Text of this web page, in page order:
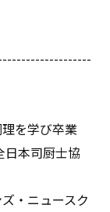
を学び卒業
日本司厨士協
・ニュースク